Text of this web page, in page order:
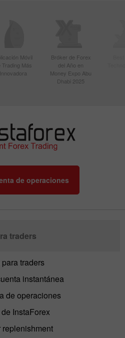
Móvil
Trading Más
Innovadora
Bróker de Forex
del Año en
Money Expo Abu
Dhabi 2025
de operaciones
traders
traders
instantánea
de operaciones
InstaForex
replenishment